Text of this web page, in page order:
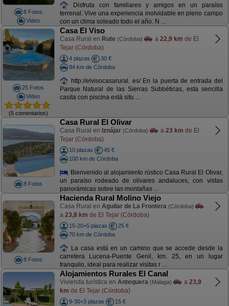
8 Fotos
Video
Disfruta con familiares y amigos en un paraíso
terrenal. Vive una experiencia inolvidable en pleno campo
con un clima soleado todo el año. N ...
25 Fotos
Video
(5 comentarios)
Casa El Viso
Casa Rural en Rute (Córdoba) a 22,9 km de El
Tejar (Córdoba)
4 plazas
30 €
84 km de Córdoba
http://elvisocasarural. es/ En la puerta de entrada del
Parque Natural de las Sierras Subbéticas, esta sencilla
casita con piscina está situ ...
8 Fotos
Casa Rural El Olivar
Casa Rural en Iznájar (Córdoba) a 23 km de El
Tejar (Córdoba)
10 plazas
45 €
100 km de Córdoba
Bienvenido al alojamiento rústico Casa Rural El Olivar,
un paraíso rodeado de olivares andaluces, con vistas
panorámicas sobre las montañas ...
8 Fotos
Hacienda Rural Molino Viejo
Casa Rural en Aguilar de La Frontera (Córdoba)
a 23,8 km de El Tejar (Córdoba)
15-20+5 plazas
25 €
70 km de Córdoba
La casa está en un camino que se accede desde la
carretera Lucena-Puente Genil, km. 25, en un lugar
tranquilo, ideal para realizar visitas r ...
Alojamientos Rurales El Canal
Vivienda turística en Antequera (Málaga) a 23,9
km de El Tejar (Córdoba)
9-30+3 plazas
15 €